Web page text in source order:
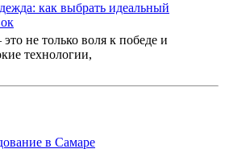
как выбрать идеальный
не только воля к победе и
технологии,
в Самаре